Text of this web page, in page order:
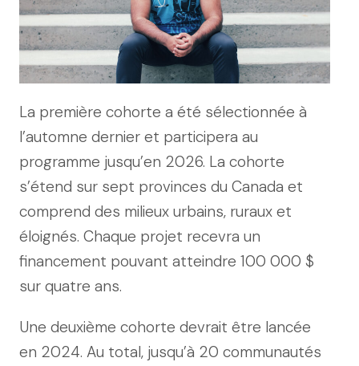
La première cohorte a été sélectionnée à
l’automne dernier et participera au
programme jusqu’en 2026. La cohorte
s’étend sur sept provinces du Canada et
comprend des milieux urbains, ruraux et
éloignés. Chaque projet recevra un
financement pouvant atteindre 100 000 $
sur quatre ans.
Une deuxième cohorte devrait être lancée
en 2024. Au total, jusqu’à 20 communautés